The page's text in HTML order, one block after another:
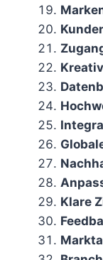
Klare